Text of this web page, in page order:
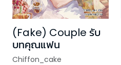
(Fake) Couple รับ
บทคุณแฟน
Chiffon_cake